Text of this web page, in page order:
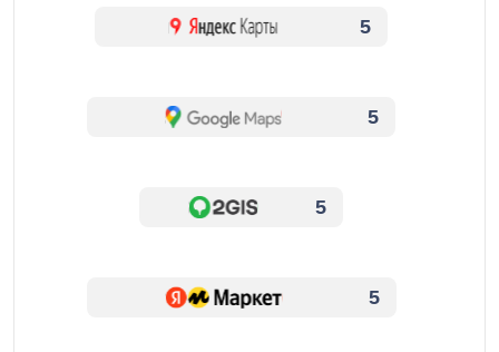
5
5
5
5